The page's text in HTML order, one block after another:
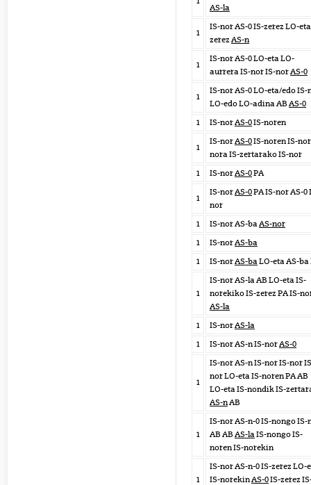
AS-la
1
IS-nor AS-0 IS-zerez LO-
zerez AS-n
1
IS-nor AS-0 LO-eta LO-
aurrera IS-nor IS-norAS-0
1
IS-nor AS-0 LO-eta/edo IS-
LO-edo LO-adina AB AS-0
1
IS-norAS-0IS-noren
1
IS-norAS-0IS-noren IS-
nora IS-zertarako IS-nor
1
IS-norAS-0PA
1
IS-norAS-0PA IS-nor AS-0
nor
1
IS-nor AS-baAS-nor
1
IS-norAS-ba
1
IS-norAS-baLO-eta AS-ba
1
IS-nor AS-la AB LO-eta IS-
norekiko IS-zerez PA IS-
AS-la
1
IS-norAS-la
1
IS-nor AS-n IS-norAS-0
1
IS-nor AS-n IS-nor IS-nor
nor LO-eta IS-noren PA AB
LO-eta IS-nondik IS-
AS-nAB
1
IS-nor AS-n-0 IS-nongo IS-
AB AB AS-laIS-nongo IS-
noren IS-norekin
1
IS-nor AS-n-0 IS-zerez LO-
IS-norekinAS-0IS-zerez